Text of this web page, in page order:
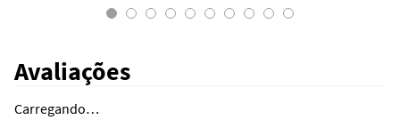
Avaliações
Carregando…